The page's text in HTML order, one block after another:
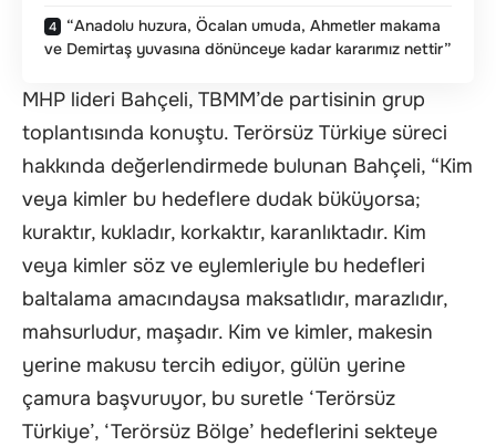
“Anadolu huzura, Öcalan umuda, Ahmetler makama
ve Demirtaş yuvasına dönünceye kadar kararımız nettir”
MHP lideri Bahçeli, TBMM’de partisinin grup
toplantısında konuştu. Terörsüz Türkiye süreci
hakkında değerlendirmede bulunan Bahçeli, “Kim
veya kimler bu hedeflere dudak büküyorsa;
kuraktır, kukladır, korkaktır, karanlıktadır. Kim
veya kimler söz ve eylemleriyle bu hedefleri
baltalama amacındaysa maksatlıdır, marazlıdır,
mahsurludur, maşadır. Kim ve kimler, makesin
yerine makusu tercih ediyor, gülün yerine
çamura başvuruyor, bu suretle ‘Terörsüz
Türkiye’, ‘Terörsüz Bölge’ hedeflerini sekteye